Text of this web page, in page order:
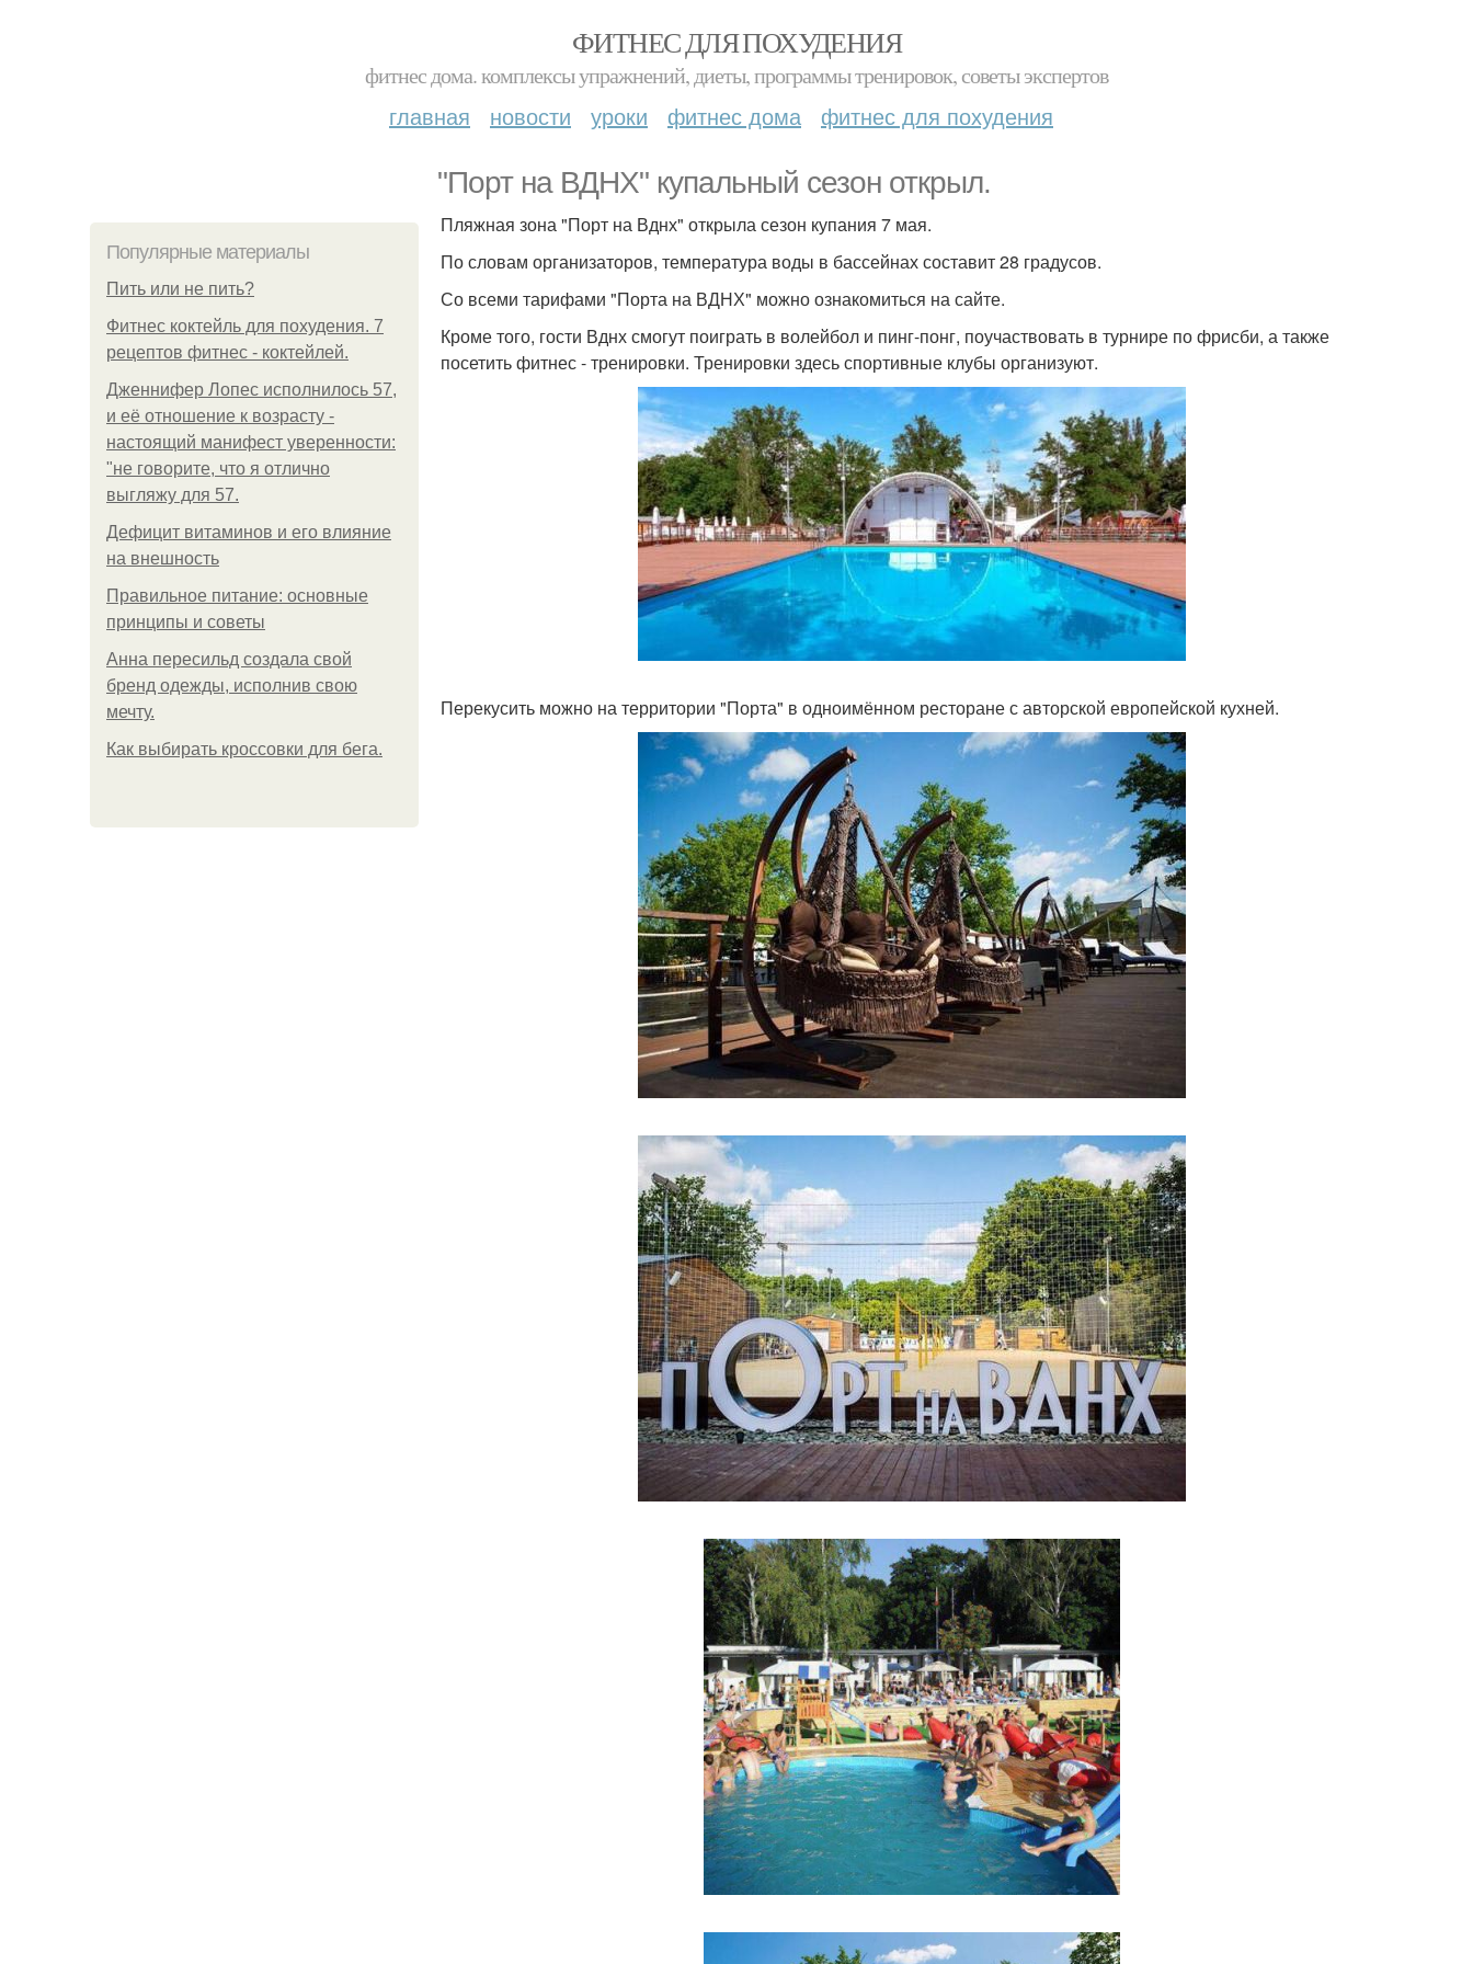
ФИТНЕС ДЛЯ ПОХУДЕНИЯ
фитнес дома. комплексы упражнений, диеты, программы тренировок, советы экспертов
главная новости уроки фитнес дома фитнес для похудения
"Порт на ВДНХ" купальный сезон открыл.
Популярные материалы
Пить или не пить?
Фитнес коктейль для похудения. 7
рецептов фитнес - коктейлей.
Дженнифер Лопес исполнилось 57,
и её отношение к возрасту -
настоящий манифест уверенности:
"не говорите, что я отлично
выгляжу для 57.
Дефицит витаминов и его влияние
на внешность
Правильное питание: основные
принципы и советы
Анна пересильд создала свой
бренд одежды, исполнив свою
мечту.
Как выбирать кроссовки для бега.
Пляжная зона "Порт на Вднх" открыла сезон купания 7 мая.
По словам организаторов, температура воды в бассейнах составит 28 градусов.
Со всеми тарифами "Порта на ВДНХ" можно ознакомиться на сайте.
Кроме того, гости Вднх смогут поиграть в волейбол и пинг-понг, поучаствовать в турнире по фрисби, а также
посетить фитнес - тренировки. Тренировки здесь спортивные клубы организуют.
Перекусить можно на территории "Порта" в одноимённом ресторане с авторской европейской кухней.